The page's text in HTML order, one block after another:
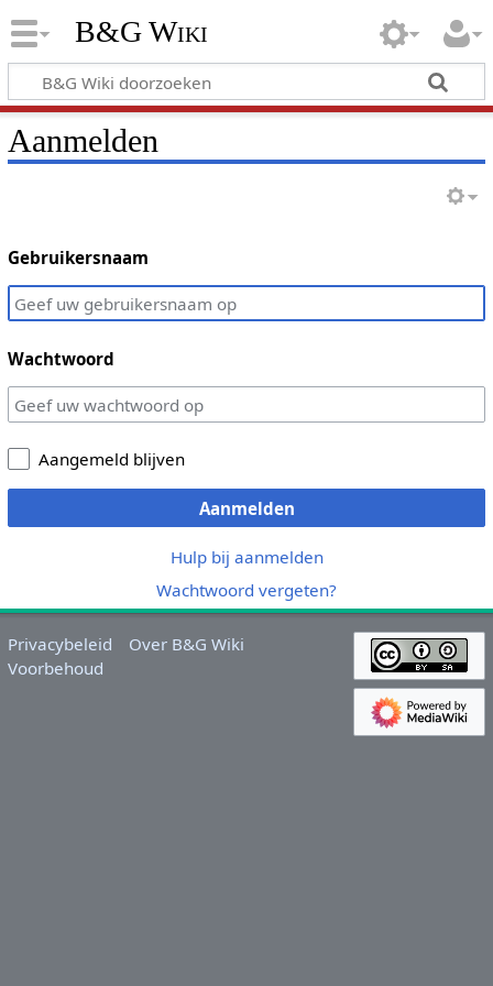
B&G Wiki
Aanmelden
Gebruikersnaam
Wachtwoord
Aangemeld blijven
Aanmelden
Hulp bij aanmelden
Wachtwoord vergeten?
Privacybeleid
Over B&G Wiki
Voorbehoud